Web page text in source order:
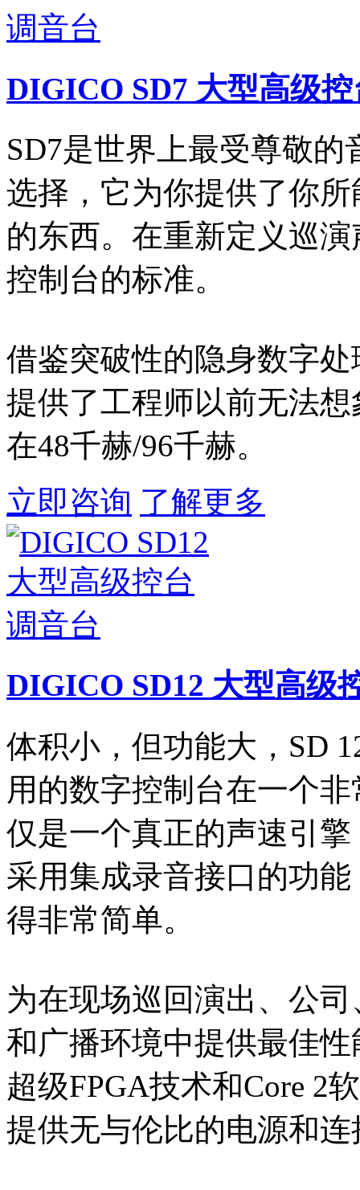
DIGICO SD7 大型高级
SD7是世界上最受尊敬
选择，它为你提供了你
的东西。在重新定义巡
控制台的标准。
借鉴突破性的隐身数字
提供了工程师以前无法
在48千赫/96千赫。
立即咨询 了解更多
DIGICO SD12 大型高级
体积小，但功能大，SD
用的数字控制台在一个
仅是一个真正的声速引
采用集成录音接口的功
得非常简单。
为在现场巡回演出、公
和广播环境中提供最佳
超级FPGA技术和Core 2
提供无与伦比的电源和连